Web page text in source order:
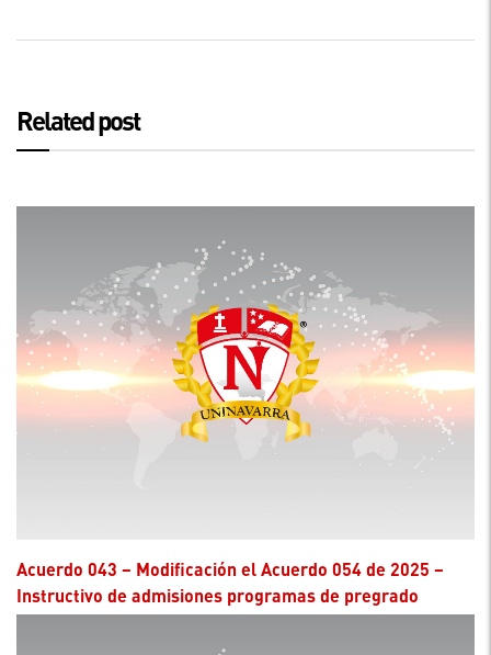
Related post
Acuerdo 043 – Modificación el Acuerdo 054 de 2025 –
Instructivo de admisiones programas de pregrado